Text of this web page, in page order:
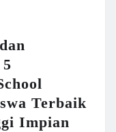
Terbaik
Impian